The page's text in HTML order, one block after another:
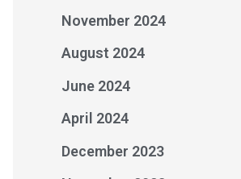
November 2024
August 2024
June 2024
April 2024
December 2023